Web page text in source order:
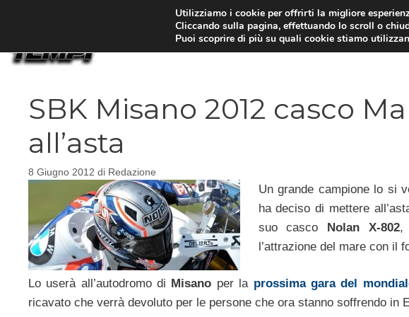
SBK Misano 2012 casco
all’asta
8 Giugno 2012 di Redazione
Un grande campione lo si
ha deciso di mettere
suo casco Nolan X-802,
l’attrazione del mare con il
Lo userà all’autodromo di Misano per la prossima gara del
ricavato che verrà devoluto per le persone che ora stanno soffrendo in
Utilizziamo i cookie per offrirti la migliore
Cliccando sulla pagina, effettuando lo scroll o
Puoi scoprire di più su quali cookie stiamo